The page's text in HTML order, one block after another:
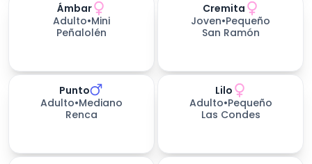
Ámbar
Adulto•Mini
Peñalolén
Cremita
Joven•Pequeño
San Ramón
días esperando
Punto
Adulto•Mediano
Renca
Lilo
Adulto•Pequeño
Las Condes